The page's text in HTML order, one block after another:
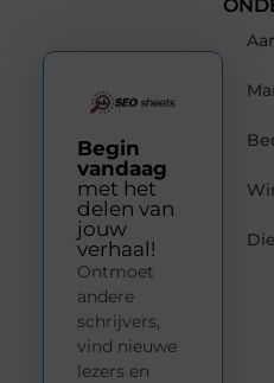
Begin
vandaag
met het
delen van
jouw
verhaal!
Ontmoet
andere
schrijvers,
vind nieuwe
lezers en